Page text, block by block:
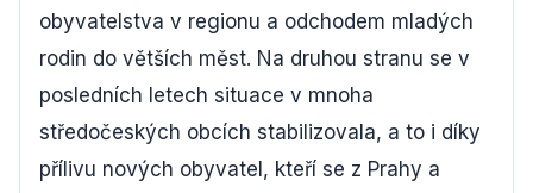
obyvatelstva v regionu a odchodem mladých
rodin do větších měst. Na druhou stranu se v
posledních letech situace v mnoha
středočeských obcích stabilizovala, a to i díky
přílivu nových obyvatel, kteří se z Prahy a